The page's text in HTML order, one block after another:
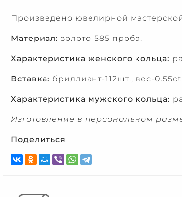
Произведено ювелирной
Материал: золото-585 проба.
Характеристика женского кольца:
Вставка: бриллиант-112шт., вес-0.55ct.
Характеристика мужского кольца:
Изготовление в персональном
Поделиться